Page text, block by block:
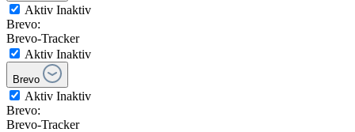
Aktiv Inaktiv
Brevo:
Brevo-Tracker
Aktiv Inaktiv
Brevo
Aktiv Inaktiv
Brevo:
Brevo-Tracker